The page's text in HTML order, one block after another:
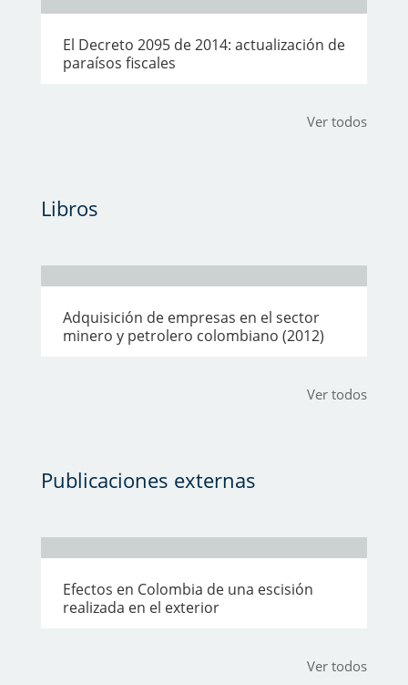
El Decreto 2095 de 2014: actualización de
paraísos fiscales
Ver todos
Libros
Adquisición de empresas en el sector
minero y petrolero colombiano (2012)
Ver todos
Publicaciones externas
Efectos en Colombia de una escisión
realizada en el exterior
Ver todos